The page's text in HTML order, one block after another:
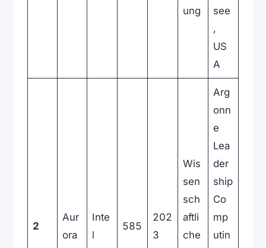
ung
see
,
US
A
2
Aur
ora
Inte
l
585
202
3
Wis
sen
sch
aftli
che
Arg
onn
e
Lea
der
ship
Co
mp
utin